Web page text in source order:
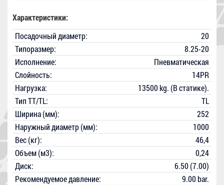
Характеристики:
Посадочный диаметр:
20
Типоразмер:
8.25-20
Исполнение:
Пневматическая
Слойность:
14PR
Нагрузка:
13500 kg. (В статике).
Тип TT/TL:
TL
Ширина (мм):
252
Наружный диаметр (мм):
1000
Вес (кг):
46,4
Объем (м3):
0,24
Диск:
6.50 (7.00)
Рекомендуемое давление:
9.00 bar.